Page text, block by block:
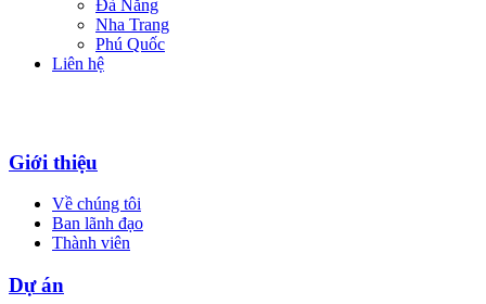
Đà Nẵng
Nha Trang
Phú Quốc
Liên hệ
Giới thiệu
Về chúng tôi
Ban lãnh đạo
Thành viên
Dự án